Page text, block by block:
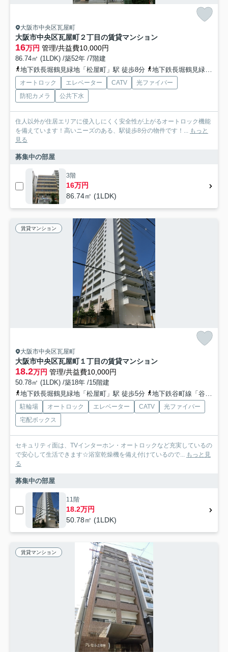
大阪市中央区瓦屋町
大阪市中央区瓦屋町２丁目の賃貸マンション
16万円 管理/共益費10,000円
86.74㎡ (1LDK) /築52年 /7階建
地下鉄長堀鶴見緑地「松屋町」駅 徒歩8分
地下鉄長堀鶴見緑地「長堀橋」駅 徒歩11分
オートロック エレベーター CATV
光ファイバー
防犯カメラ
公共下水
住人以外が住居エリアに侵入しにくく安全性が上がるオートロック機能
を備えています！高いニーズのある、駅徒歩8分の物件です！... もっと
見る
募集中の部屋
3階
16万円
86.74㎡ (1LDK)
賃貸マンション
大阪市中央区瓦屋町
大阪市中央区瓦屋町１丁目の賃貸マンション
18.2万円 管理/共益費10,000円
50.78㎡ (1LDK) /築18年 /15階建
地下鉄長堀鶴見緑地「松屋町」駅 徒歩5分
地下鉄谷町線「谷町六丁目」駅 徒歩8分
駐輪場 オートロック エレベーター CATV
光ファイバー
宅配ボックス
セキュリティ面は、TVインターホン・オートロックなど充実しているの
で安心して生活できます☆浴室乾燥機を備え付けているので... もっと見
る
募集中の部屋
11階
18.2万円
50.78㎡ (1LDK)
賃貸マンション